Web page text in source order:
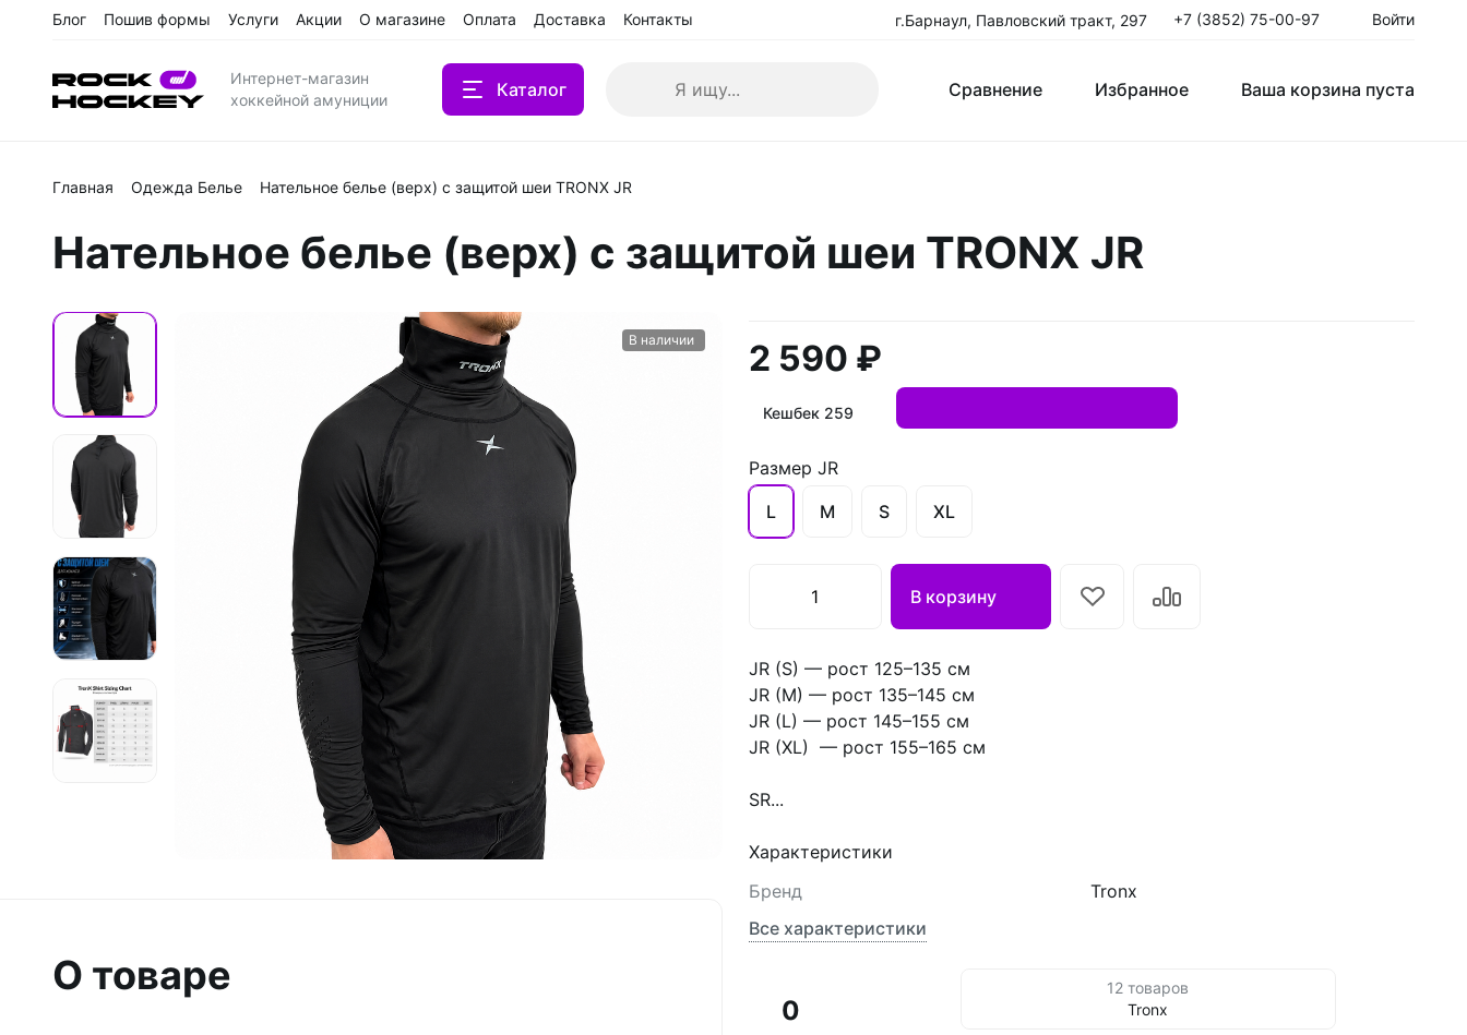
Блог Пошив формы Услуги Акции О магазине Оплата Доставка Контакты г.Барнаул, Павловский тракт, 297 +7 (3852) 75-00-97 Войти
Интернет-магазин
хоккейной амуниции
Каталог Сравнение Избранное Ваша корзина пуста
Вратарские клюшки
Клюшки БУ Клюшки переходные INT Крюки
Главная Одежда Белье Нательное белье (верх) с защитой шеи TRONX JR
Нательное белье (верх) с защитой шеи TRONX JR
В наличии 2 590 ₽
Кешбек 259
Размер JR
L
M S XL
В корзину
JR (S) — рост 125–135 см
JR (M) — рост 135–145 см
JR (L) — рост 145–155 см
JR (XL) — рост 155–165 см
SR...
Характеристики
Бренд
Tronx
Все характеристики
0
12 товаров
Tronx
О товаре